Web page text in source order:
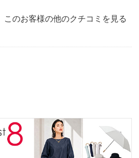
このお客様の他のクチコミを見る